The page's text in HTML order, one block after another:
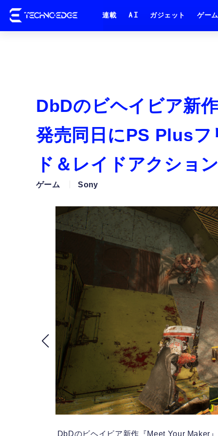
連載 AI ガジェット ゲーム
DbDのビヘイビア新
発売同日にPS Plus
ド＆レイドアクショ
ゲーム Sony
DbDのビヘイビア新作『Meet Your Maker